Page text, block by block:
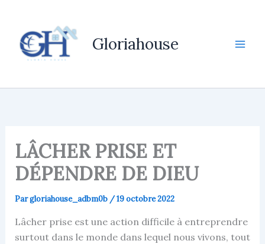
contenu
Gloriahouse
LÂCHER PRISE ET
DÉPENDRE DE DIEU
Pargloriahouse_adbm0b /19 octobre 2022
Lâcher prise est une action difficile à entreprendre
surtout dans le monde dans lequel nous vivons, tout